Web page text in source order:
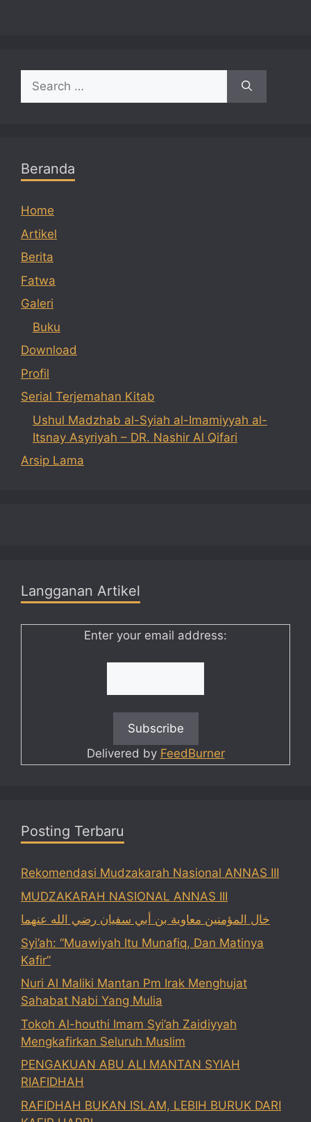
Search
for:
Beranda
Home
Artikel
Berita
Fatwa
Galeri
Buku
Download
Profil
Serial Terjemahan Kitab
Ushul Madzhab al-Syiah al-Imamiyyah al-
Itsnay Asyriyah – DR. Nashir Al Qifari
Arsip Lama
Langganan Artikel
Enter your email address:
Delivered by FeedBurner
Posting Terbaru
Rekomendasi Mudzakarah Nasional ANNAS III
MUDZAKARAH NASIONAL ANNAS III
خال المؤمنين معاوية بن أبي سفيان رضي الله عنهما
Syi’ah: “Muawiyah Itu Munafiq, Dan Matinya
Kafir”
Nuri Al Maliki Mantan Pm Irak Menghujat
Sahabat Nabi Yang Mulia
Tokoh Al-houthi Imam Syi’ah Zaidiyyah
Mengkafirkan Seluruh Muslim
PENGAKUAN ABU ALI MANTAN SYIAH
RIAFIDHAH
RAFIDHAH BUKAN ISLAM, LEBIH BURUK DARI